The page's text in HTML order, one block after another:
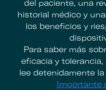
del paciente, una
historial médico y
los beneficios y
Para saber más
eficacia y
lee detenidamente
Importante